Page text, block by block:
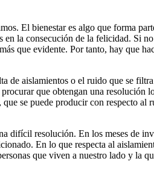
El bienestar es algo que forma
la consecución de la felicidad. Si
que evidente. Por tanto, hay que
aislamientos o el ruido que se
que obtengan una
se puede producir con respecto
resolución. En los meses de
En lo que respecta al
que viven a nuestro lado y la